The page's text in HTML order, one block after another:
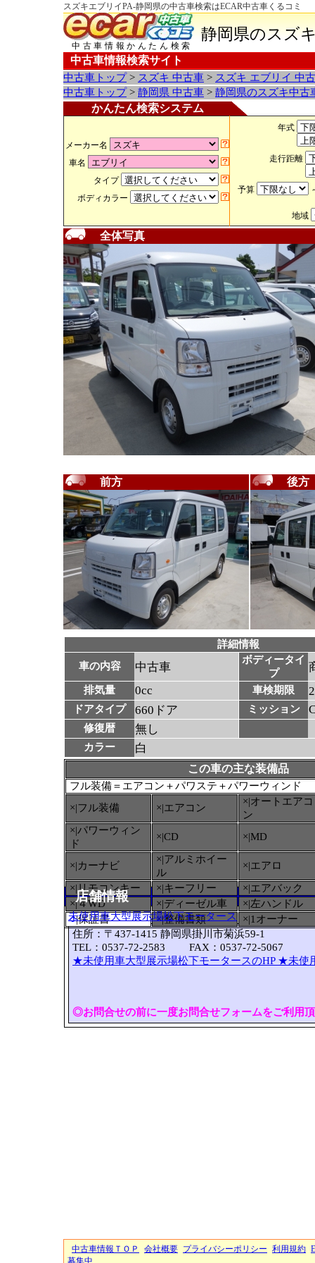
スズキエブリイPA-静岡県の中古車検索はECAR中古車くるコミ
中古車情報かんたん検索
静岡県のスズ
中古車情報検索サイト
中古車トップ> スズキ 中古車 > スズキ エブリイ 中
中古車トップ> 静岡県 中古車 > 静岡県のスズキ中古
かんたん検索システム
メーカー名
車名
タイプ
ボディカラー
年式
走行距離
予算
地域
全体写真
前方 後方
詳細情報
車の内容
中古車
ボディータイ
プ
排気量 0cc 車検期限
ドアタイプ 660ドア ミッション
修復暦 無し
カラー 白
この車の主な装備品
フル装備＝エアコン＋パワステ＋パワーウィンド
×|フル装備
×|エアコン
×|オートエアコ
ン
×|パワーウィン
ド
×|CD ×|MD
×|カーナビ
×|アルミホイー
ル
×|エアロ
×|リモコンキー
×|キーフリー
×|エアバック
×|４WD
×|ディーゼル車
×|左ハンドル
○|保証書 ×|整備書類 ×|1オーナー
店舗情報
未使用車大型展示場松下モータース
住所：〒437-1415 静岡県掛川市菊浜59-1
TEL：0537-72-2583 FAX：0537-72-5067
★未使用車大型展示場松下モータースのHP ★未使
◎お問合せの前に一度お問合せフォームをご利用
中古車情報ＴＯＰ 会社概要 プライバシーポリシー 利用規約
募集中